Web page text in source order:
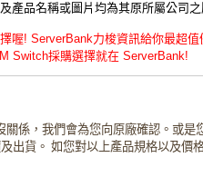
產品名稱或圖片均為其原所屬公司
喔! ServerBank力梭資訊給你最超值
Switch採購選擇就在 ServerBank!
關係，我們會為您向原廠確認。或是
出貨。 如您對以上產品規格以及價